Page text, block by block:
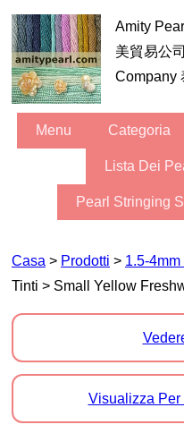
Amity Pearl Trading Co 安
美貿易公
Company
Menu Categoria
Lista Dei
Pearl Stringing
Casa > Prodotti > 1.5-
Tinti > Small Yellow
Visualizza Per